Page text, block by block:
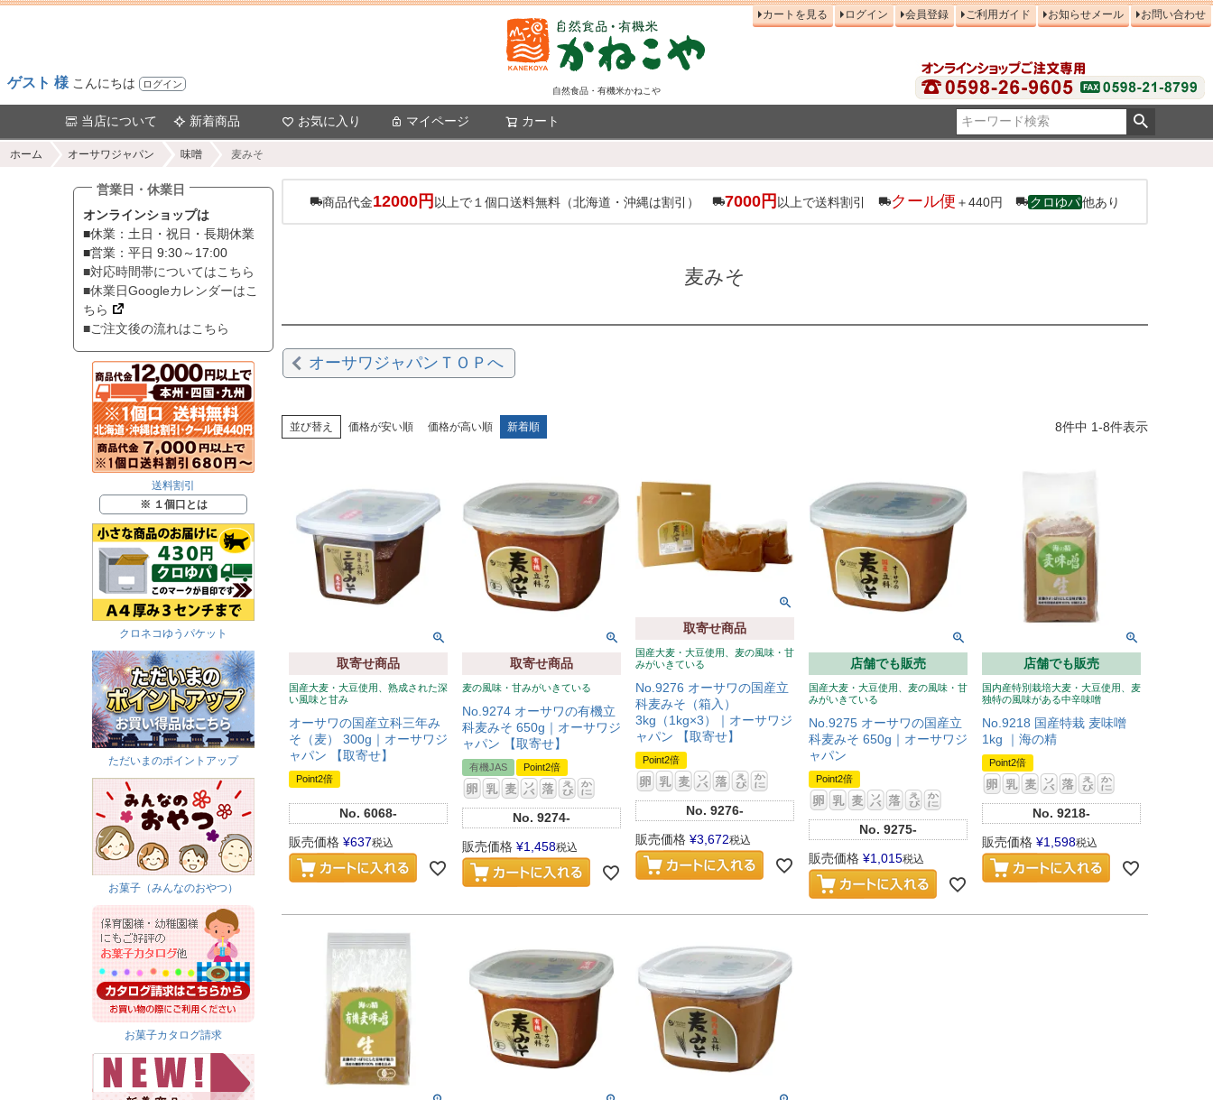
ゲスト 様 こんにちは ログイン
自然食品・有機米かねこや
カートを見る ログイン 会員登録 ご利用ガイド お知らせメール お問い合わせ
当店について 新着商品 お気に入り マイページ カート
ホーム オーサワジャパン 味噌 麦みそ
営業日・休業日
オンラインショップは
■休業：土日・祝日・長期休業
■営業：平日 9:30～17:00
■対応時間帯についてはこちら
■休業日Googleカレンダーはこ
ちら
■ご注文後の流れはこちら
送料割引
※ １個口とは
クロネコゆうパケット
ただいまのポイントアップ
お菓子（みんなのおやつ）
お菓子カタログ請求
商品代金12000円 以上で１個口送料無料（北海道・沖縄は割引） 7000円 以上で送料割引 クール便 ＋440円 クロゆパ他あり
麦みそ
オーサワジャパンＴＯＰへ
並び替え 価格が安い順 価格が高い順 新着順 8件中 1-8件表示
取寄せ商品
国産大麦・大豆使用、熟成された深
い風味と甘み
オーサワの国産立科三年み
そ（麦） 300g｜オーサワジ
ャパン 【取寄せ】
Point2倍
No. 6068-
販売価格 ¥637税込
取寄せ商品
麦の風味・甘みがいきている
No.9274 オーサワの有機立
科麦みそ 650g｜オーサワジ
ャパン 【取寄せ】
有機JAS Point2倍
No. 9274-
販売価格 ¥1,458税込
取寄せ商品
国産大麦・大豆使用、麦の風味・甘
みがいきている
No.9276 オーサワの国産立
科麦みそ（箱入）
3kg（1kg×3）｜オーサワジ
ャパン 【取寄せ】
Point2倍
No. 9276-
販売価格 ¥3,672税込
店舗でも販売
国産大麦・大豆使用、麦の風味・甘
みがいきている
No.9275 オーサワの国産立
科麦みそ 650g｜オーサワジ
ャパン
Point2倍
No. 9275-
販売価格 ¥1,015税込
店舗でも販売
国内産特別栽培大麦・大豆使用、麦
独特の風味がある中辛味噌
No.9218 国産特栽 麦味噌
1kg ｜海の精
Point2倍
No. 9218-
販売価格 ¥1,598税込